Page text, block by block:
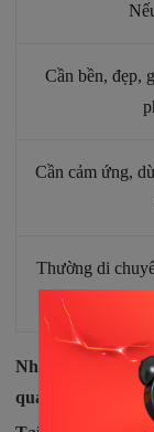
Cần bền, đẹp,
Cần cảm ứng,
Thường di
Nhưng chọn máy
quan trọng